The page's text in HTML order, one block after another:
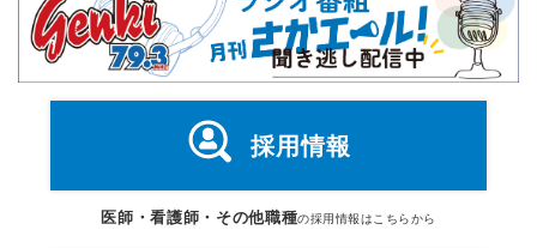
採用情報
医師・看護師・その他職種の採用情報はこちらから